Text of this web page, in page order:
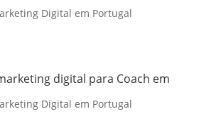
Digital em Portugal
digital para Coach em
Digital em Portugal